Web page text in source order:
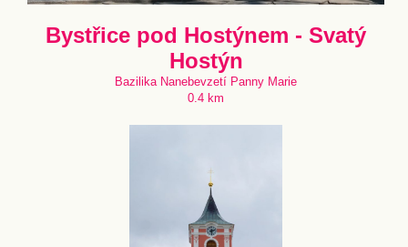
Bystřice pod Hostýnem - Svatý
Hostýn
Bazilika Nanebevzetí Panny Marie
0.4 km